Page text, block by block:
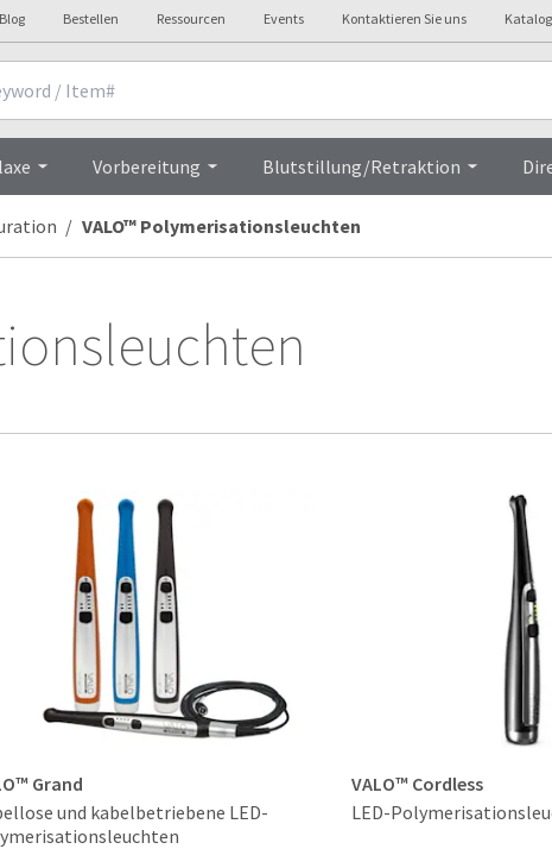
Blog Bestellen Ressourcen Events Kontaktieren Sie uns Katalog
Vorbereitung Blutstillung/Retraktion
VALO™ Polymerisationsleuchten
Grand
und kabelbetriebene LED-
VALO™ Cordless
LED-